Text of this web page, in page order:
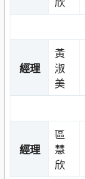
經理
黃
淑
美
經理
區
慧
欣